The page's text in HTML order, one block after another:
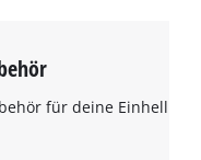
für deine Einhell